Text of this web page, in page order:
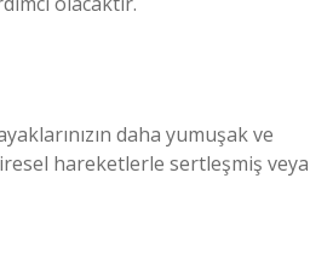
daha yumuşak ve
hareketlerle sertleşmiş veya